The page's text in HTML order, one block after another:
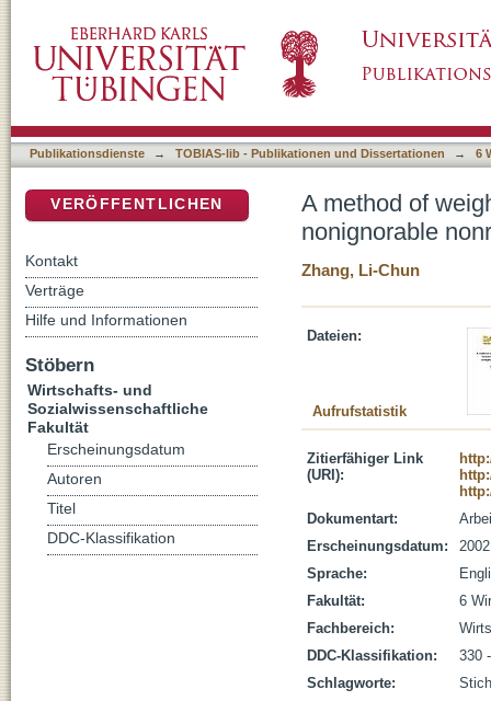
Publikationsdienste → TOBIAS-lib - Publikationen und Dissertationen → 6
A method of
nonignorable
Zhang, Li-Chun
Dateien:
Aufrufstatistik
Zitierfähiger Link
(URI):
Dokumentart:
Erscheinungsdatum:
2002
Sprache:
Fakultät:
6
Fachbereich:
DDC-Klassifikation:
330
Schlagworte:
VERÖFFENTLICHEN
Kontakt
Verträge
Hilfe und Informationen
Stöbern
Wirtschafts- und
Sozialwissenschaftliche
Fakultät
Erscheinungsdatum
Autoren
Titel
DDC-Klassifikation